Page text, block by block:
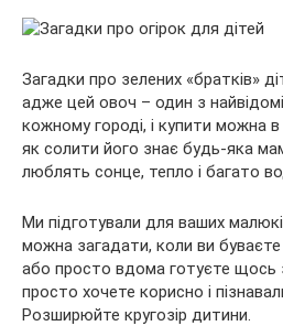
Загадки про зелених «братків»
адже цей овоч – один з
кожному городі, і купити можна в
як солити його знає будь-яка
люблять сонце, тепло і багато
Ми підготували для ваших
можна загадати, коли ви буваєте
або просто вдома готуєте щось
просто хочете корисно і
Розширюйте кругозір дитини.